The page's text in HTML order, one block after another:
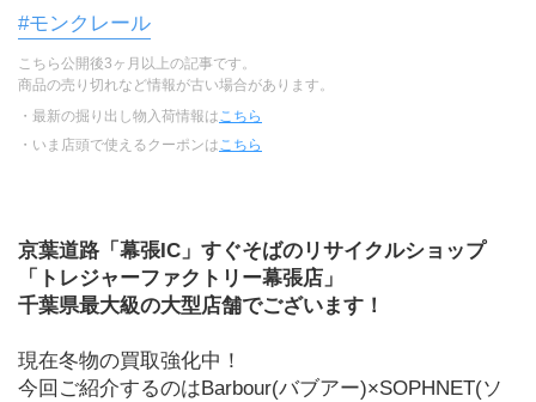
#モンクレール
こちら公開後3ヶ月以上の記事です。
商品の売り切れなど情報が古い場合があります。
・最新の掘り出し物入荷情報は こちら
・いま店頭で使えるクーポンは こちら
京葉道路「幕張IC」すぐそばのリサイクルショップ
「トレジャーファクトリー幕張店」
千葉県最大級の大型店舗でございます！
現在冬物の買取強化中！
今回ご紹介するのはBarbour(バブアー)×SOPHNET(ソ